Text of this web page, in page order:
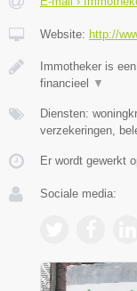
Website: http://
Immotheker is
financieel
▼
Diensten:
verzekeringen,
Er wordt gewerkt
Sociale media: